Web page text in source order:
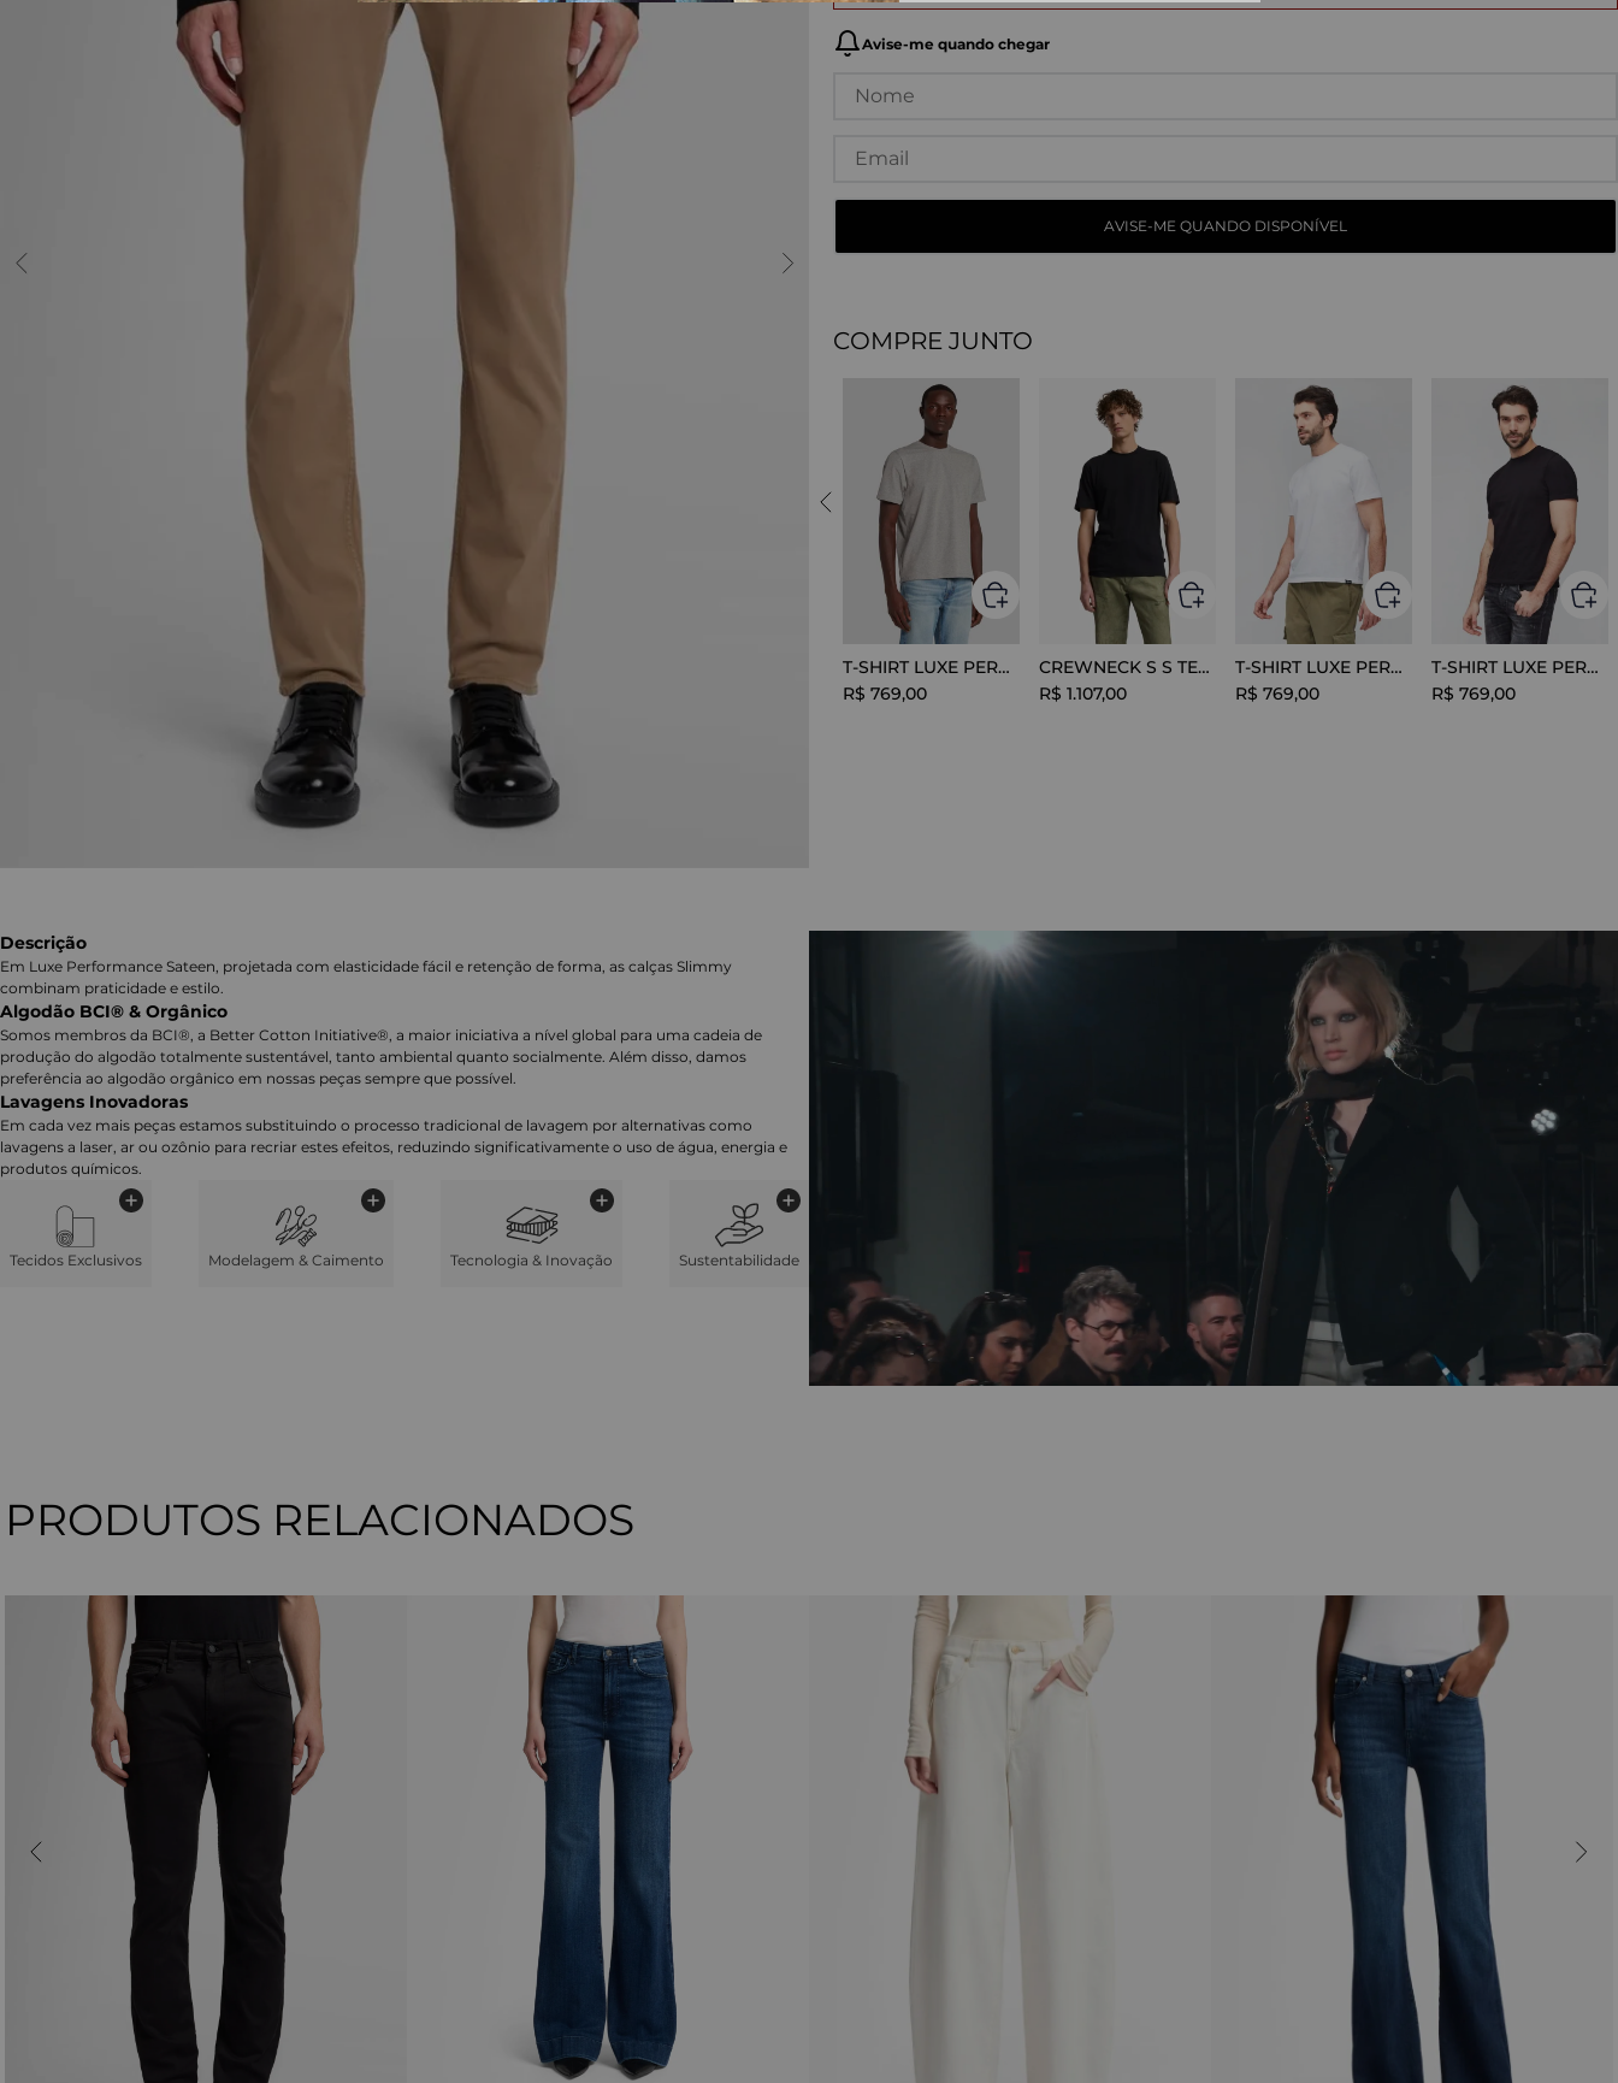
COMPRE JUNTO
T-SHIRT LUXE PERFOR GREY MELANGE
R$ 769,00
CREWNECK S S TEE COTTON BLACK
R$ 1.107,00
T-SHIRT LUXE PERFORMANCE WHITE
R$ 769,00
T-SHIRT LUXE PERFORMANCE BLACK
R$ 769,00
Descrição
Em Luxe Performance Sateen, projetada com elasticidade fácil e retenção de forma, as calças Slimmy
combinam praticidade e estilo.
Algodão BCI® & Orgânico
Somos membros da BCI®, a Better Cotton Initiative®, a maior iniciativa a nível global para uma cadeia de
produção do algodão totalmente sustentável, tanto ambiental quanto socialmente. Além disso, damos
preferência ao algodão orgânico em nossas peças sempre que possível.
Lavagens Inovadoras
Em cada vez mais peças estamos substituindo o processo tradicional de lavagem por alternativas como
lavagens a laser, ar ou ozônio para recriar estes efeitos, reduzindo significativamente o uso de água, energia e
produtos químicos.
Tecidos Exclusivos Modelagem & Caimento Tecnologia & Inovação Sustentabilidade
PRODUTOS RELACIONADOS